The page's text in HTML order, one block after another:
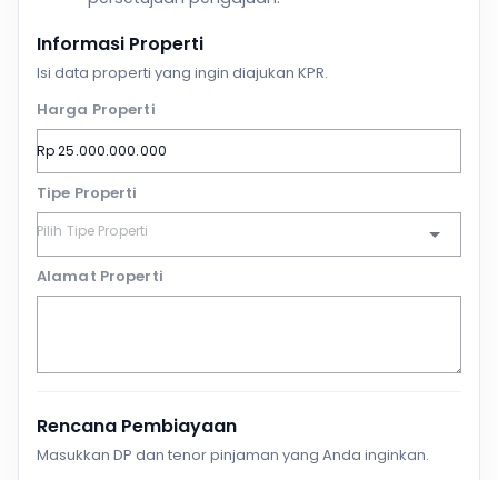
Informasi Properti
Isi data properti yang ingin diajukan KPR.
Harga Properti
Tipe Properti
Alamat Properti
Rencana Pembiayaan
Masukkan DP dan tenor pinjaman yang Anda inginkan.